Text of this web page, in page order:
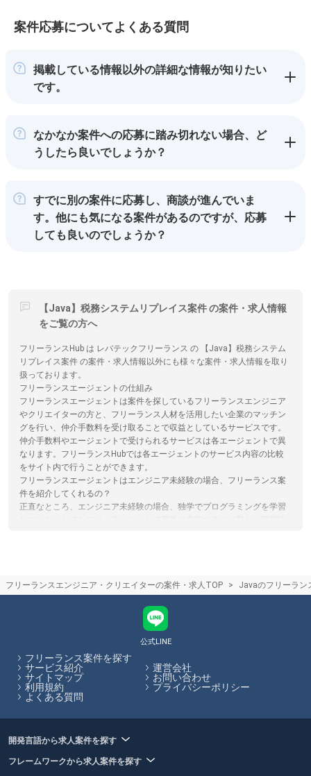
案件応募についてよくある質問
掲載している情報以外の詳細な情報が知りたい
です。
なかなか案件への応募に踏み切れない場合、ど
うしたら良いでしょうか？
すでに別の案件に応募し、商談が進んでいま
す。他にも気になる案件があるのですが、応募
しても良いのでしょうか？
【Java】税務システムリプレイス案件 の案件・求人情報
をご覧の方へ
フリーランスHub は レバテックフリーランス の 【Java】税務システム
リプレイス案件 の案件・求人情報以外にも様々な案件・求人情報を取り
扱っております。
フリーランスエージェントの仕組み
フリーランスエージェントは案件を探しているフリーランスエンジニア
やクリエイターの方と、フリーランス人材を活用したい企業のマッチン
グを行い、仲介手数料を受け取ることで収益としているサービスです。
仲介手数料やエージェントで受けられるサービスは各エージェントで異
なります。フリーランスHubでは各エージェントのサービス内容の比較
をサイト内で行うことができます。
フリーランスエージェントはエンジニア未経験の場合、フリーランス案
件を紹介してくれるの？
正直なところ、エンジニア未経験の場合、独学でプログラミングを学習
フリーランスエージェントとクラウドソーシングサイト(サービス)の違い
人のマッチングをカウンセリングや営業代行を通してサポートするのに
対し。クラウドソーシングはサイト上で直接案件を探すものになりま
す。クラウドソーシングサイトを利用する際は、フリーランスと発注者
が直接プラットフォームでやり取りするため、エージェントによるサポ
ートはありません。フリーランスHubではフリーランスエージェントの
保有する案件を多数掲載しています。
フリーランスHubはお客様のフリーランス案件探しを最大限サポートし
ていきます。
フリーランスエンジニア・クリエイターの案件・求人TOP Javaのフリーラン
公式LINE
フリーランス案件を探す
サービス紹介
運営会社
サイトマップ
お問い合わせ
利用規約
プライバシーポリシー
よくある質問
開発言語から求人案件を探す
フレームワークから求人案件を探す